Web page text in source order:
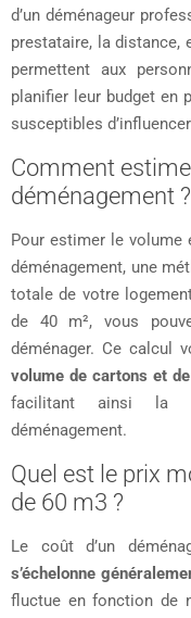
d’un déménageur
prestataire, la distance,
permettent aux
planifier leur budget en
susceptibles
Comment
déménagement ?
Pour estimer le volume
déménagement, une
totale de votre
de 40 m², vous
déménager. Ce calcul
volume de cartons et
facilitant ainsi la
déménagement.
Quel est le prix
de 60 m3 ?
Le coût d’un
s’échelonne
fluctue en fonction de